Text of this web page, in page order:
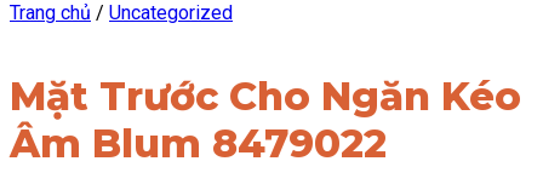
Trang chủ / Uncategorized
Mặt Trước Cho Ngăn Kéo
Âm Blum 8479022